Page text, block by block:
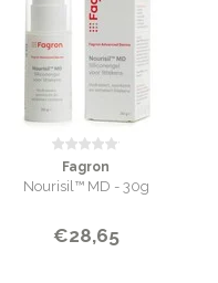
Fagron
Nourisil™ MD - 30g
€28,65